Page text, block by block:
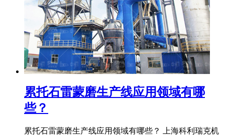
累托石雷蒙磨生产线应用领域有哪
些？
累托石雷蒙磨生产线应用领域有哪些？ 上海科利瑞克机